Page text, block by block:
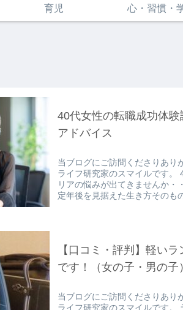
育児 心・習慣・
40代女性の転職成功体
アドバイス
当ブログにご訪問くださりあり
ライフ研究家のスマイルです。
リアの悩みが出てきませんか・
定年後を見据えた生き方そのも
【口コミ・評判】軽い
です！（女の子・男の子）
当ブログにご訪問くださりあり
ライフ研究家のスマイルです。